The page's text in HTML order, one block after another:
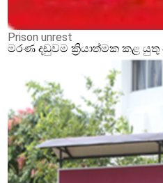
Prison unrest
මරණ දඩුවම ක්‍රියාත්මක කළ